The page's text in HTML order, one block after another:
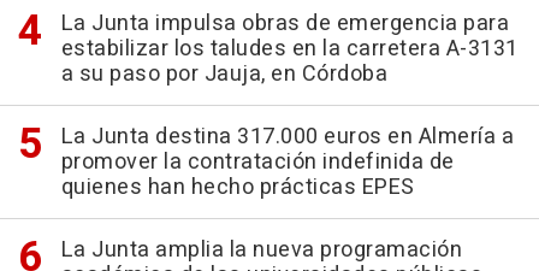
La Junta impulsa obras de emergencia para
estabilizar los taludes en la carretera A-3131
a su paso por Jauja, en Córdoba
La Junta destina 317.000 euros en Almería a
promover la contratación indefinida de
quienes han hecho prácticas EPES
La Junta amplia la nueva programación